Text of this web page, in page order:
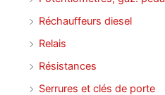
Réchauffeurs diesel
Relais
Résistances
Serrures et clés de porte